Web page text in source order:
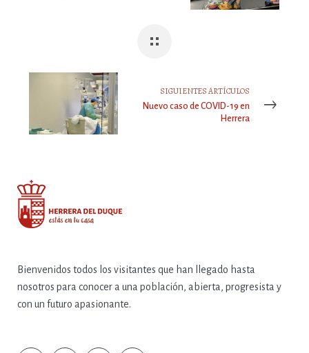
SIGUIENTES ARTÍCULOS
Nuevo caso de COVID-19 en
Herrera
Bienvenidos todos los visitantes que han llegado hasta
nosotros para conocer a una población, abierta, progresista y
con un futuro apasionante.